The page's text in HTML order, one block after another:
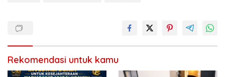
Rekomendasi untuk kamu